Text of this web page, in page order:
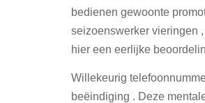
bedienen gewoonte
seizoenswerker vieringen
hier een eerlijke
Willekeurig
beëindiging . Deze